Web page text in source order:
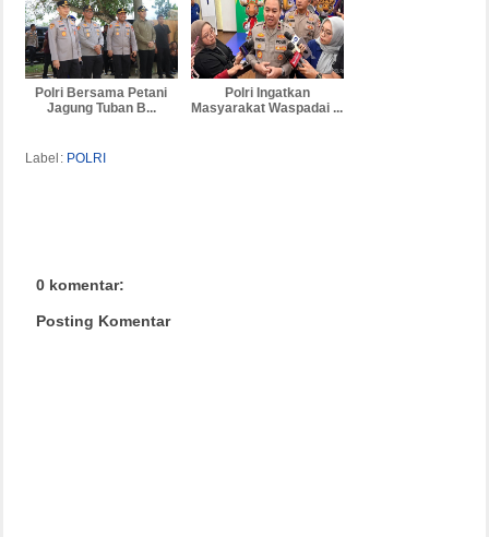
Polri Bersama Petani
Jagung Tuban B...
Polri Ingatkan
Masyarakat Waspadai ...
Label: POLRI
0 komentar:
Posting Komentar